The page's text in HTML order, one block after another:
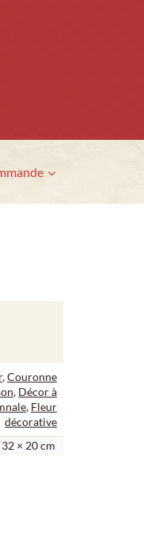
,Couronne
, Décor à
, Fleur
décorative
32 × 20 cm